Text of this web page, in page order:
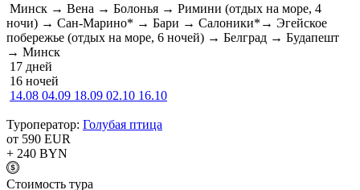
Минск → Вена → Болонья → Римини (отдых на море, 4
ночи) → Сан-Марино* → Бари → Салоники*→ Эгейское
побережье (отдых на море, 6 ночей) → Белград → Будапешт
→ Минск
17 дней
16 ночей
14.08 04.09 18.09 02.10 16.10
Туроператор: Голубая птица
от 590 EUR
+ 240 BYN
Cтоимость тура